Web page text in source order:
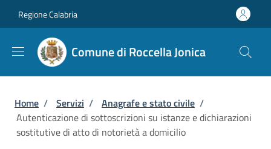
Regione Calabria
Comune di Roccella Jonica
Briciole di pane
Home / Servizi / Anagrafe e stato civile /
Autenticazione di sottoscrizioni su istanze e dichiarazioni
sostitutive di atto di notorietà a domicilio